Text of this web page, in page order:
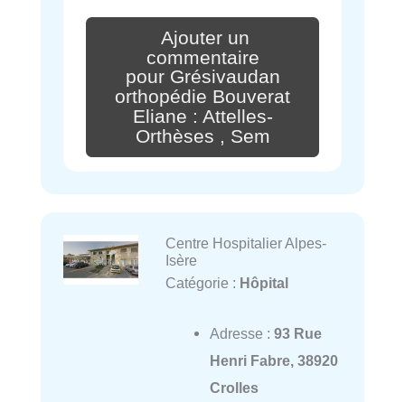
Ajouter un
commentaire
pour Grésivaudan
orthopédie Bouverat
Eliane : Attelles-
Orthèses , Sem
Centre Hospitalier Alpes-
Isère
Catégorie : Hôpital
Adresse : 93 Rue
Henri Fabre, 38920
Crolles